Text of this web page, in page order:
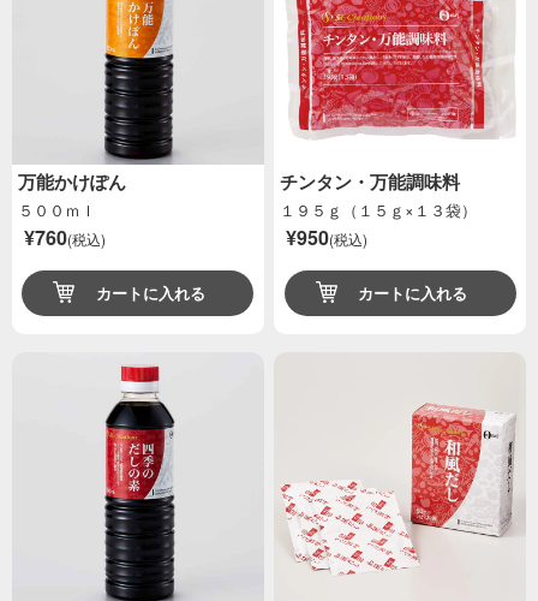
万能かけぽん
５００ｍｌ
¥760(税込)
カートに入れる
チンタン・万能調味料
１９５ｇ（１５ｇ×１３袋）
¥950(税込)
カートに入れる